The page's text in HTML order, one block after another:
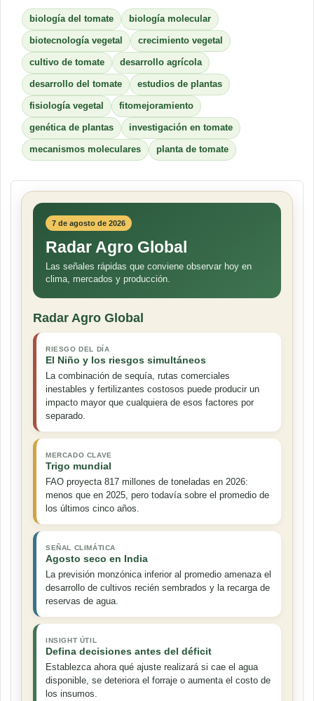
biología del tomate biología molecular
biotecnología vegetal crecimiento vegetal
cultivo de tomate desarrollo agrícola
desarrollo del tomate estudios de plantas
fisiología vegetal fitomejoramiento
genética de plantas investigación en tomate
mecanismos moleculares planta de tomate
7 de agosto de 2026
Radar Agro Global
Las señales rápidas que conviene observar hoy en
clima, mercados y producción.
Radar Agro Global
RIESGO DEL DÍA
El Niño y los riesgos simultáneos
La combinación de sequía, rutas comerciales
inestables y fertilizantes costosos puede producir un
impacto mayor que cualquiera de esos factores por
separado.
MERCADO CLAVE
Trigo mundial
FAO proyecta 817 millones de toneladas en 2026:
menos que en 2025, pero todavía sobre el promedio de
los últimos cinco años.
SEÑAL CLIMÁTICA
Agosto seco en India
La previsión monzónica inferior al promedio amenaza el
desarrollo de cultivos recién sembrados y la recarga de
reservas de agua.
INSIGHT ÚTIL
Defina decisiones antes del déficit
Establezca ahora qué ajuste realizará si cae el agua
disponible, se deteriora el forraje o aumenta el costo de
los insumos.